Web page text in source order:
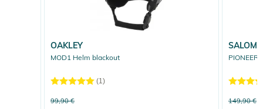
OAKLEY
MOD1 Helm blackout
(1)
99,90 €
PIONEER
149,90 €